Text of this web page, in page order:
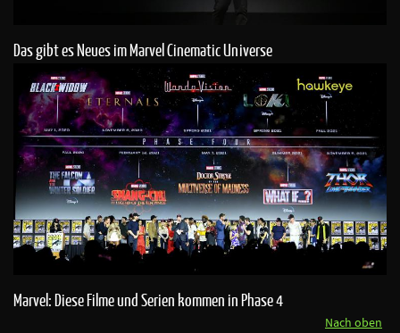
Das gibt es Neues im Marvel Cinematic Universe
Marvel: Diese Filme und Serien kommen in Phase 4
Nach oben